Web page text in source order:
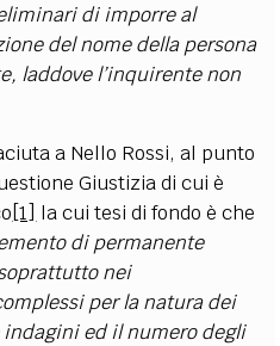
di imporre al
del nome della persona
laddove l’inquirente non
a Nello Rossi, al punto
Giustizia di cui è
[1] la cui tesi di fondo è che
di permanente
nei
per la natura dei
ed il numero degli